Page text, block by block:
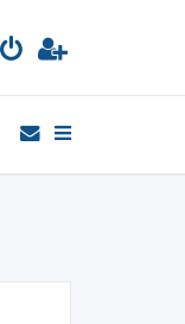
zoeken